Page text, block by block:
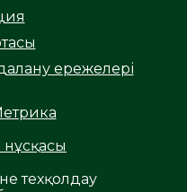
ережелері
нұсқасы
техқолдау